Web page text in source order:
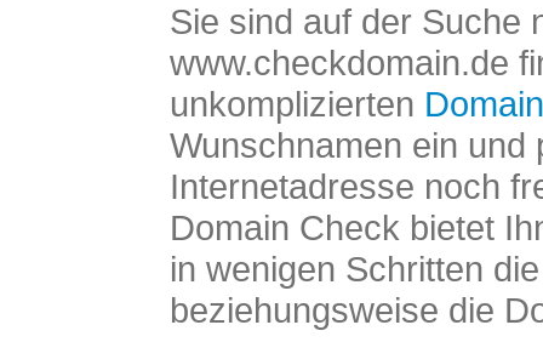
Sie sind auf der Suche
www.checkdomain.de
unkomplizierten
Wunschnamen ein und
Internetadresse noch
Domain Check bietet
in wenigen Schritten
beziehungsweise die